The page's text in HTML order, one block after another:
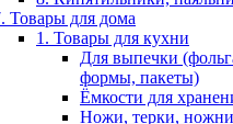
Товары для дома
1. Товары для кухни
Для выпечки
формы, пакеты)
Ёмкости для
Ножи, терки,